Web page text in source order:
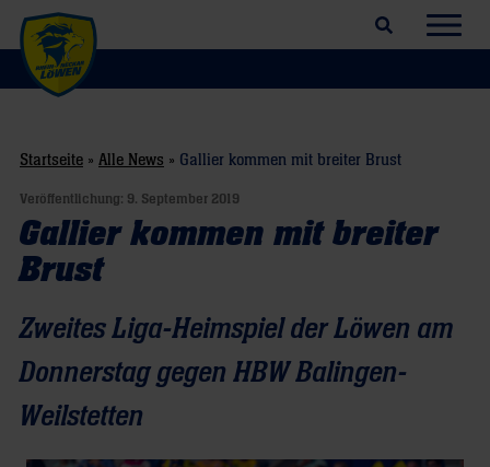
Suchfeld öffnen
Startseite » Alle News » Gallier kommen mit breiter Brust
Veröffentlichung: 9. September 2019
Gallier kommen mit breiter
Brust
Zweites Liga-Heimspiel der Löwen am
Donnerstag gegen HBW Balingen-
Weilstetten